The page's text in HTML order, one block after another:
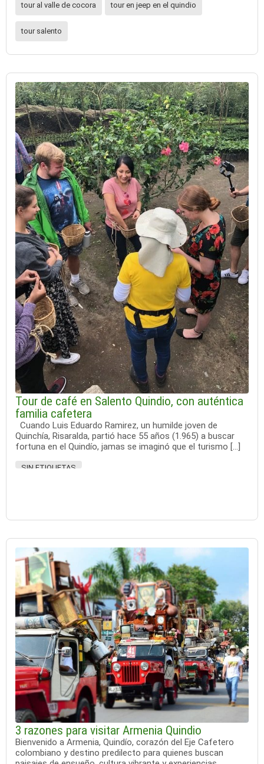
tour al valle de cocora tour en jeep en el quindio
tour salento
Tour de café en Salento Quindio, con auténtica
familia cafetera
Cuando Luis Eduardo Ramirez, un humilde joven de
Quinchía, Risaralda, partió hace 55 años (1.965) a buscar
fortuna en el Quindío, jamas se imaginó que el turismo […]
SIN ETIQUETAS
3 razones para visitar Armenia Quindio
Bienvenido a Armenia, Quindío, corazón del Eje Cafetero
colombiano y destino predilecto para quienes buscan